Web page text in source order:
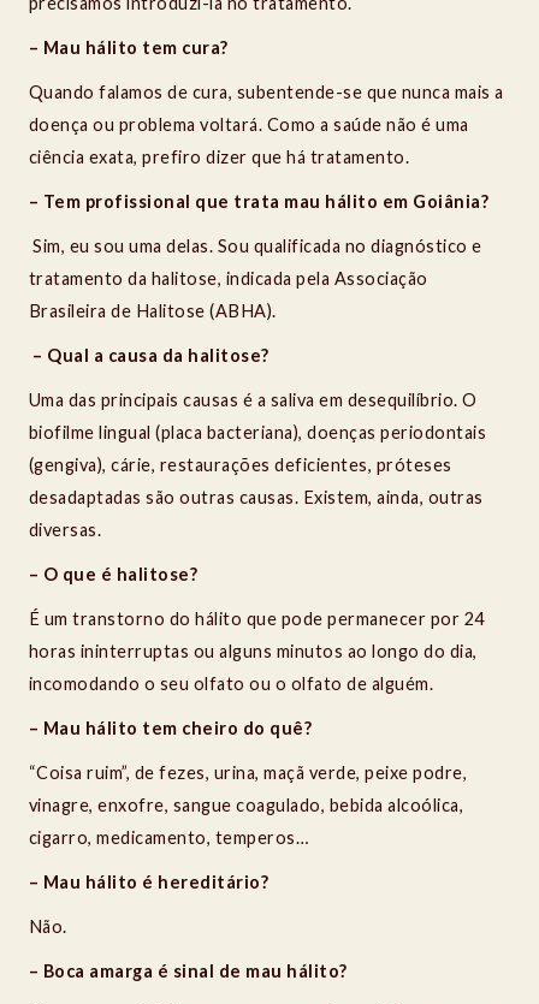
– Mau hálito tem cura?
Quando falamos de cura, subentende-se que nunca mais a
doença ou problema voltará. Como a saúde não é uma
ciência exata, prefiro dizer que há tratamento.
– Tem profissional que trata mau hálito em Goiânia?
Sim, eu sou uma delas. Sou qualificada no diagnóstico e
tratamento da halitose, indicada pela Associação
Brasileira de Halitose (ABHA).
– Qual a causa da halitose?
Uma das principais causas é a saliva em desequilíbrio. O
biofilme lingual (placa bacteriana), doenças periodontais
(gengiva), cárie, restaurações deficientes, próteses
desadaptadas são outras causas. Existem, ainda, outras
diversas.
– O que é halitose?
É um transtorno do hálito que pode permanecer por 24
horas ininterruptas ou alguns minutos ao longo do dia,
incomodando o seu olfato ou o olfato de alguém.
– Mau hálito tem cheiro do quê?
“Coisa ruim”, de fezes, urina, maçã verde, peixe podre,
vinagre, enxofre, sangue coagulado, bebida alcoólica,
cigarro, medicamento, temperos…
– Mau hálito é hereditário?
Não.
– Boca amarga é sinal de mau hálito?